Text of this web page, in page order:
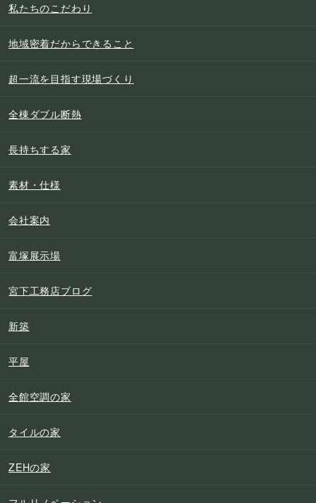
私たちのこだわり
地域密着だからできること
超一流を目指す現場づくり
全棟ダブル断熱
長持ちする家
素材・仕様
会社案内
富塚展示場
宮下工務店ブログ
新築
平屋
全館空調の家
タイルの家
ZEHの家